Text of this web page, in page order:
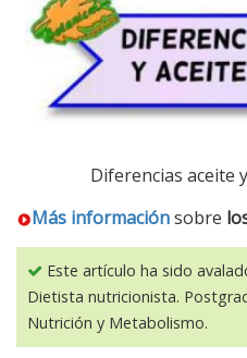
Diferencias aceite
Más informaciónsobre
Este artículo ha sido
Dietista nutricionista.
Nutrición y Metabolismo.